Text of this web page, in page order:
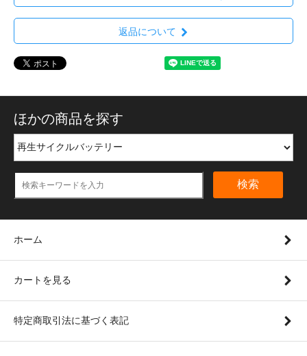
返品について
ほかの商品を探す
検索
ホーム
カートを見る
特定商取引法に基づく表記